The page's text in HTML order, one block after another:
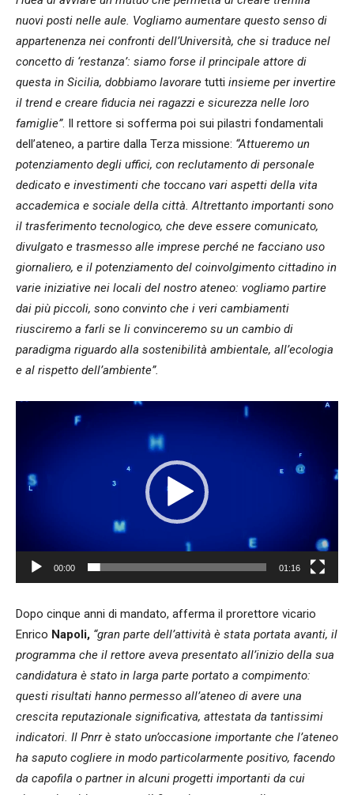
nuovi posti nelle aule. Vogliamo aumentare questo senso di
appartenenza nei confronti dell’Università, che si traduce nel
concetto di ‘restanza’: siamo forse il principale attore di
questa in Sicilia, dobbiamo lavorare tutti insieme per invertire
il trend e creare fiducia nei ragazzi e sicurezza nelle loro
famiglie”. Il rettore si sofferma poi sui pilastri fondamentali
dell’ateneo, a partire dalla Terza missione: “Attueremo un
potenziamento degli uffici, con reclutamento di personale
dedicato e investimenti che toccano vari aspetti della vita
accademica e sociale della città. Altrettanto importanti sono
il trasferimento tecnologico, che deve essere comunicato,
divulgato e trasmesso alle imprese perché ne facciano uso
giornaliero, e il potenziamento del coinvolgimento cittadino in
varie iniziative nei locali del nostro ateneo: vogliamo partire
dai più piccoli, sono convinto che i veri cambiamenti
riusciremo a farli se li convinceremo su un cambio di
paradigma riguardo alla sostenibilità ambientale, all’ecologia
e al rispetto dell’ambiente”.
00:00 01:16
Dopo cinque anni di mandato, afferma il prorettore vicario
Enrico Napoli, “gran parte dell’attività è stata portata avanti, il
programma che il rettore aveva presentato all’inizio della sua
candidatura è stato in larga parte portato a compimento:
questi risultati hanno permesso all’ateneo di avere una
crescita reputazionale significativa, attestata da tantissimi
indicatori. Il Pnrr è stato un’occasione importante che l’ateneo
ha saputo cogliere in modo particolarmente positivo, facendo
da capofila o partner in alcuni progetti importanti da cui